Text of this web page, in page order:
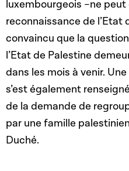
luxembourgeois –ne
reconnaissance de l’Etat
convaincu que la
l’Etat de Palestine
dans les mois à venir.
s’est également
de la demande de
par une famille
Duché.